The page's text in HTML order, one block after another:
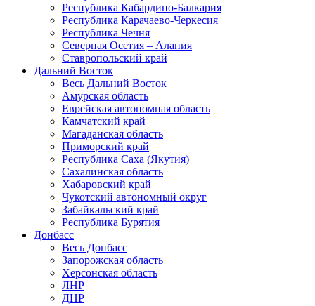
Республика Кабардино-Балкария
Республика Карачаево-Черкесия
Республика Чечня
Северная Осетия – Алания
Ставропольский край
Дальний Восток
Весь Дальний Восток
Амурская область
Еврейская автономная область
Камчатский край
Магаданская область
Приморский край
Республика Саха (Якутия)
Сахалинская область
Хабаровский край
Чукотский автономный округ
Забайкальский край
Республика Бурятия
Донбасс
Весь Донбасс
Запорожская область
Херсонская область
ЛНР
ДНР